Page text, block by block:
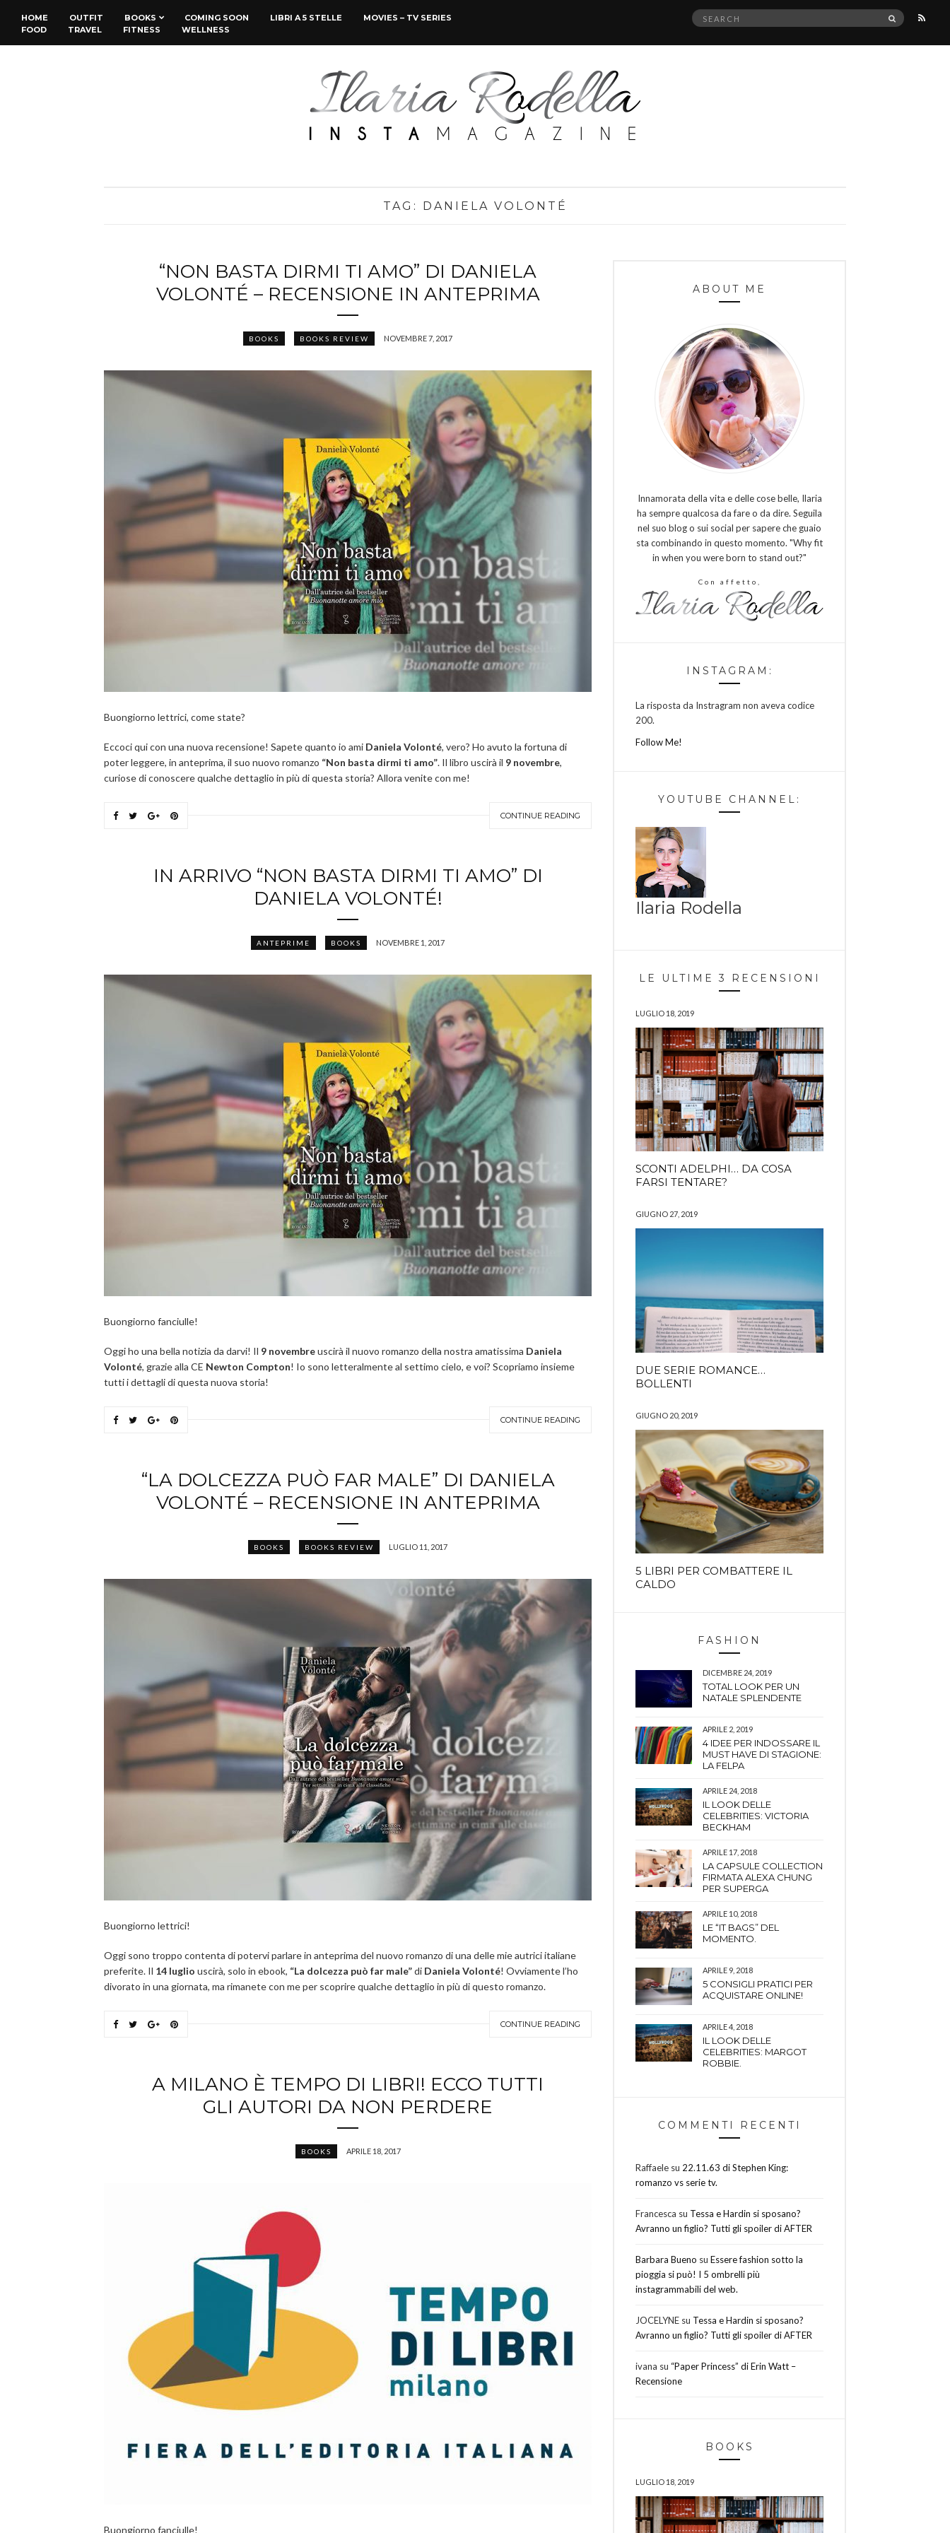
HOME OUTFIT BOOKS COMING SOON LIBRI A 5 STELLE
MOVIES – TV SERIES
FOOD
TRAVEL FITNESS WELLNESS
Search
SEARCH
TAG: DANIELA VOLONTÉ
“NON BASTA DIRMI TI AMO” DI DANIELA
VOLONTÉ – RECENSIONE IN ANTEPRIMA
BOOKS BOOKS REVIEW NOVEMBRE 7, 2017
Buongiorno lettrici, come state?
Eccoci qui con una nuova recensione! Sapete quanto io ami Daniela Volonté, vero? Ho avuto la fortuna di
poter leggere, in anteprima, il suo nuovo romanzo “Non basta dirmi ti amo”. Il libro uscirà il 9 novembre,
curiose di conoscere qualche dettaglio in più di questa storia? Allora venite con me!
CONTINUE READING
IN ARRIVO “NON BASTA DIRMI TI AMO” DI
DANIELA VOLONTÉ!
ANTEPRIME BOOKS NOVEMBRE 1, 2017
Buongiorno fanciulle!
Oggi ho una bella notizia da darvi! Il 9 novembreuscirà il nuovo romanzo della nostra amatissima Daniela
Volonté, grazie alla CE Newton Compton! Io sono letteralmente al settimo cielo, e voi? Scopriamo insieme
tutti i dettagli di questa nuova storia!
CONTINUE READING
“LA DOLCEZZA PUÒ FAR MALE” DI DANIELA
VOLONTÉ – RECENSIONE IN ANTEPRIMA
BOOKS BOOKS REVIEW LUGLIO 11, 2017
Buongiorno lettrici!
Oggi sono troppo contenta di potervi parlare in anteprima del nuovo romanzo di una delle mie autrici italiane
preferite. Il 14 luglio uscirà, solo in ebook, “La dolcezza può far male”di Daniela Volonté! Ovviamente l’ho
divorato in una giornata, ma rimanete con me per scoprire qualche dettaglio in più di questo romanzo.
CONTINUE READING
A MILANO È TEMPO DI LIBRI! ECCO TUTTI
GLI AUTORI DA NON PERDERE
BOOKS APRILE 18, 2017
Buongiorno fanciulle!
ABOUT ME
Innamorata della vita e delle cose belle, Ilaria
ha sempre qualcosa da fare o da dire. Seguila
nel suo blog o sui social per sapere che guaio
sta combinando in questo momento. "Why fit
in when you were born to stand out?"
Con affetto,
INSTAGRAM:
La risposta da Instragram non aveva codice
200.
Follow Me!
YOUTUBE CHANNEL:
Ilaria Rodella
LE ULTIME 3 RECENSIONI
LUGLIO 18, 2019
SCONTI ADELPHI… DA COSA
FARSI TENTARE?
GIUGNO 27, 2019
DUE SERIE ROMANCE…
BOLLENTI
GIUGNO 20, 2019
5 LIBRI PER COMBATTERE IL
CALDO
FASHION
DICEMBRE 24, 2019
TOTAL LOOK PER UN
NATALE SPLENDENTE
APRILE 2, 2019
4 IDEE PER INDOSSARE IL
MUST HAVE DI STAGIONE:
LA FELPA
APRILE 24, 2018
IL LOOK DELLE
CELEBRITIES: VICTORIA
BECKHAM
APRILE 17, 2018
LA CAPSULE COLLECTION
FIRMATA ALEXA CHUNG
PER SUPERGA
APRILE 10, 2018
LE “IT BAGS” DEL
MOMENTO.
APRILE 9, 2018
5 CONSIGLI PRATICI PER
ACQUISTARE ONLINE!
APRILE 4, 2018
IL LOOK DELLE
CELEBRITIES: MARGOT
ROBBIE.
COMMENTI RECENTI
Raffaele su 22.11.63 di Stephen King:
romanzo vs serie tv.
Francesca su Tessa e Hardin si sposano?
Avranno un figlio? Tutti gli spoiler di AFTER
Barbara Bueno su Essere fashion sotto la
pioggia si può! I 5 ombrelli più
instagrammabili del web.
JOCELYNE su Tessa e Hardin si sposano?
Avranno un figlio? Tutti gli spoiler di AFTER
ivana su “Paper Princess” di Erin Watt –
Recensione
BOOKS
LUGLIO 18, 2019